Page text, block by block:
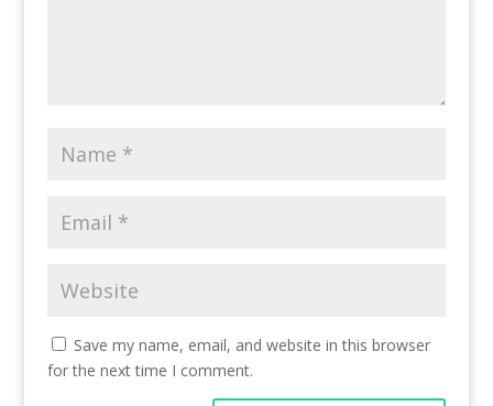
Save my name, email, and website in this browser
for the next time I comment.